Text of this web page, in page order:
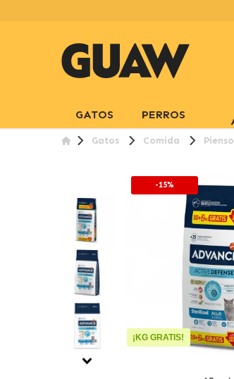
GATOS PERROS
Gatos Comida
-15%
¡KG GRATIS!